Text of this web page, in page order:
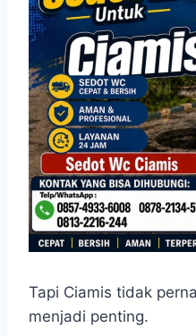
Tapi Ciamis tidak
menjadi penting.